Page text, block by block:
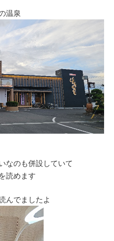
温泉
なのも併設していて
読めます
んでましたよ